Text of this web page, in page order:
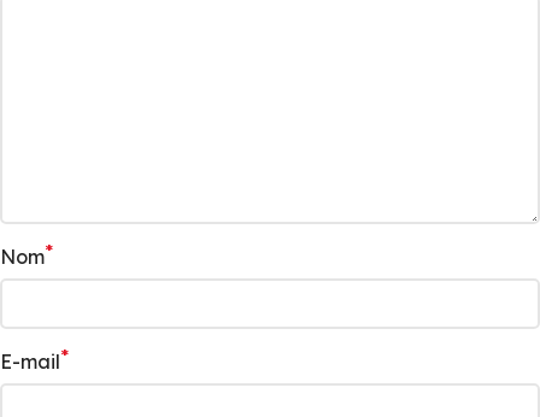
Nom*
E-mail*